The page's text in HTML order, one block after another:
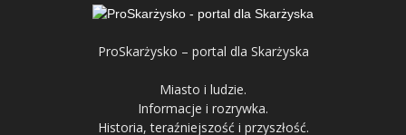
ProSkarżysko – portal dla Skarżyska
Miasto i ludzie.
Informacje i rozrywka.
Historia, teraźniejszość i przyszłość.